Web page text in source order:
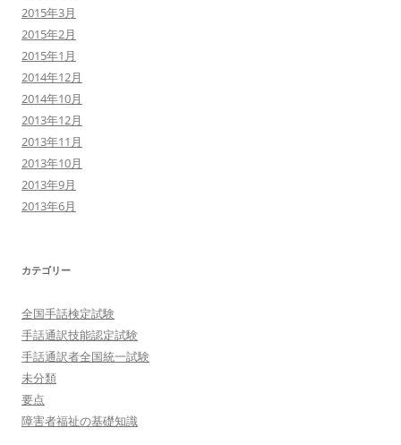
2015年3月
2015年2月
2015年1月
2014年12月
2014年10月
2013年12月
2013年11月
2013年10月
2013年9月
2013年6月
カテゴリー
全国手話検定試験
手話通訳技能認定試験
手話通訳者全国統一試験
未分類
要点
障害者福祉の基礎知識